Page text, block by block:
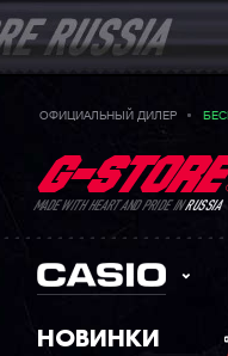
ОФИЦИАЛЬНЫЙ ДИЛЕР
MADE WITH HEART AND PRIDE INRUSSIA
НОВИНКИ